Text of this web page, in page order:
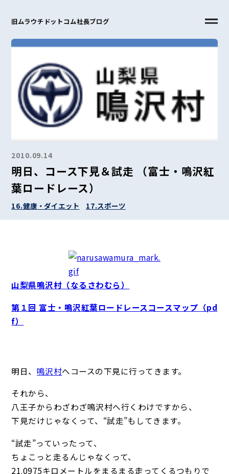
旧ムラウチドットコム社長ブログ
2010.09.14
明日、コース下見＆試走 （富士・鳴沢紅
葉ロードレース）
16.健康・ダイエット 17.スポーツ
山梨県鳴沢村（なるさわむら）
第１回 富士・鳴沢紅葉ロードレースコースマップ（pd
f）
明日、 鳴沢村へコースの下見に行ってきます。
それから、
八王子からわざわざ鳴沢村へ行くわけですから、
下見だけじゃなくって、“試走”もしてきます。
“試走”っていったって、
ちょこっと走るんじゃなくって、
21.0975キロメートルをまるまる走ってくるつもりで